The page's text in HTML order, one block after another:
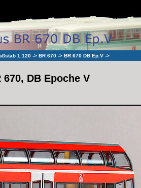
1:120 -> BR 670 -> BR 670 DB Ep.V ->
DB Epoche V